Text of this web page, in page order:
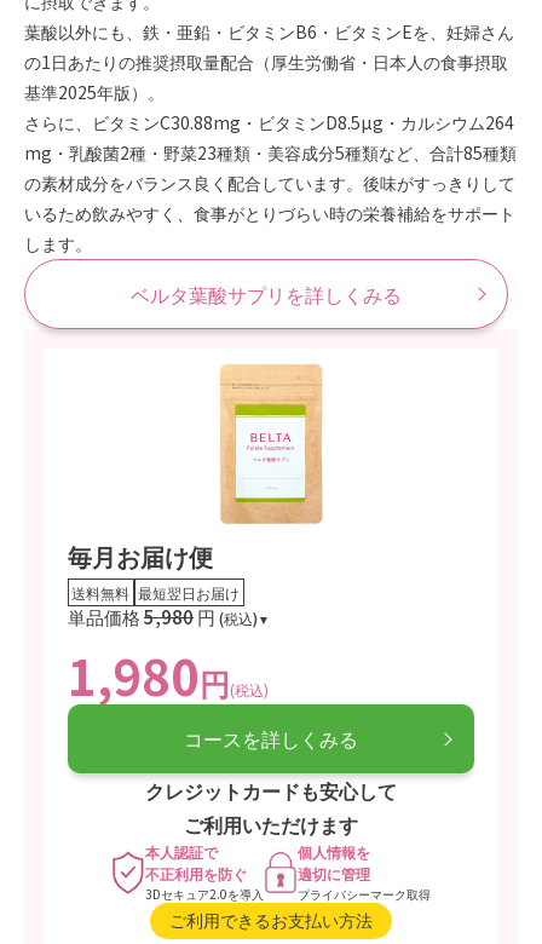
葉酸以外にも、鉄・亜鉛・ビタミンB6・ビタミンEを、妊婦さん
の1日あたりの推奨摂取量配合（厚生労働省・日本人の食事摂取
基準2025年版）。
さらに、ビタミンC30.88mg・ビタミンD8.5µg・カルシウム264
mg・乳酸菌2種・野菜23種類・美容成分5種類など、合計85種類
の素材成分をバランス良く配合しています。後味がすっきりして
いるため飲みやすく、食事がとりづらい時の栄養補給をサポート
します。
ベルタ葉酸サプリを詳しくみる
毎月お届け便
送料無料 最短翌日お届け
単品価格5,980円 (税込)
1,980円(税込)
コースを詳しくみる
クレジットカードも安心して
ご利用いただけます
本人認証で
不正利用を防ぐ
3Dセキュア2.0を導入
個人情報を
適切に管理
プライバシーマーク取得
ご利用できるお支払い方法